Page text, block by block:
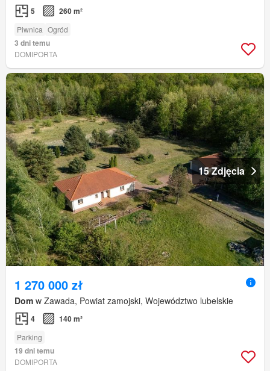
5 260 m²
Piwnica Ogród
3 dni temu
DOMIPORTA
15 Zdjęcia
1 270 000 zł
Dom w Zawada, Powiat zamojski, Województwo lubelskie
4 140 m²
Parking
19 dni temu
DOMIPORTA